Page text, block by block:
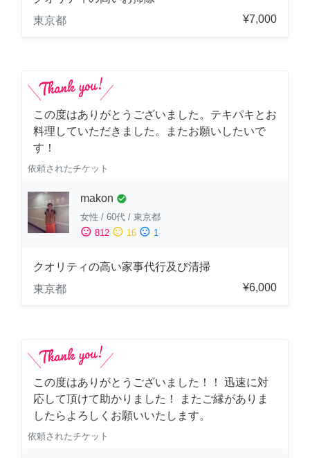
東京都
¥7,000
この度はありがとうございました。テキパキとお
料理していただきました。またお願いしたいで
す！
依頼されたチケット
makon check_circle
女性 / 60代 / 東京都
sentiment_satisfied 812 sentiment_neutral 16 sentiment_dissatisfied 1
クオリティの高い家事代行及び清掃
東京都
¥6,000
この度はありがとうございました！！ 迅速に対
応して頂けて助かりました！ またご縁がありま
したらよろしくお願いいたします。
依頼されたチケット